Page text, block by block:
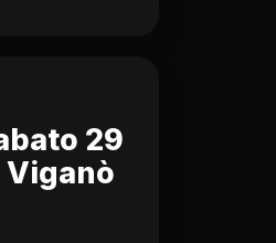
29
Viganò